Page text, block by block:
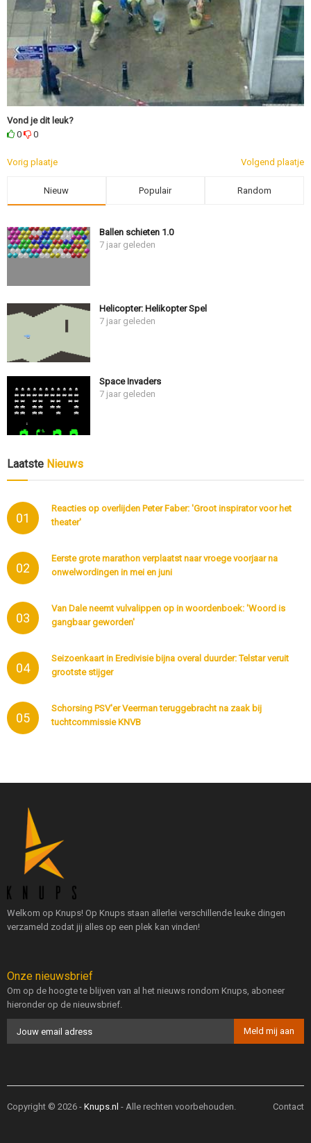
Vond je dit leuk?
0
0
Vorig plaatje Volgend plaatje
Nieuw Populair Random
Ballen schieten 1.0
7 jaar geleden
Helicopter: Helikopter Spel
7 jaar geleden
Space Invaders
7 jaar geleden
Laatste Nieuws
01
Reacties op overlijden Peter Faber: 'Groot inspirator voor het
theater'
02
Eerste grote marathon verplaatst naar vroege voorjaar na
onwelwordingen in mei en juni
03
Van Dale neemt vulvalippen op in woordenboek: 'Woord is
gangbaar geworden'
04
Seizoenkaart in Eredivisie bijna overal duurder: Telstar veruit
grootste stijger
05
Schorsing PSV'er Veerman teruggebracht na zaak bij
tuchtcommissie KNVB
Welkom op Knups! Op Knups staan allerlei verschillende leuke dingen
verzameld zodat jij alles op een plek kan vinden!
Onze nieuwsbrief
Om op de hoogte te blijven van al het nieuws rondom Knups, aboneer
hieronder op de nieuwsbrief.
Copyright © 2026 - Knups.nl - Alle rechten voorbehouden. Contact